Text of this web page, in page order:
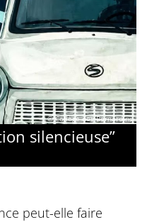
© Collège des Bernardins
silencieuse”
peut-elle faire